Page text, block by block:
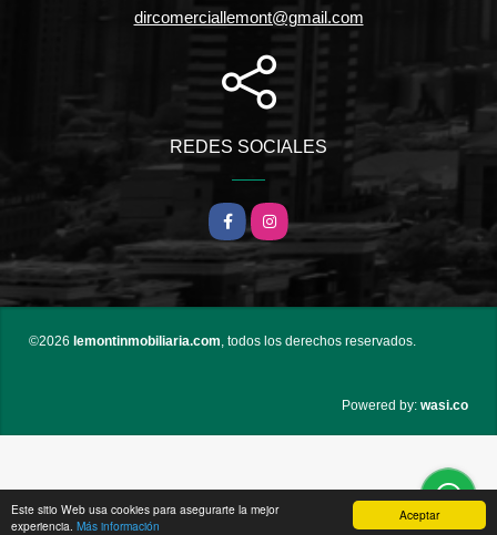
Aceptar
Este sitio Web usa cookies para asegurarte la mejor
experiencia. Más información
dircomerciallemont@gmail.com
REDES SOCIALES
Facebook
Instagram
©2026 lemontinmobiliaria.com, todos los derechos reservados.
Powered by: wasi.co